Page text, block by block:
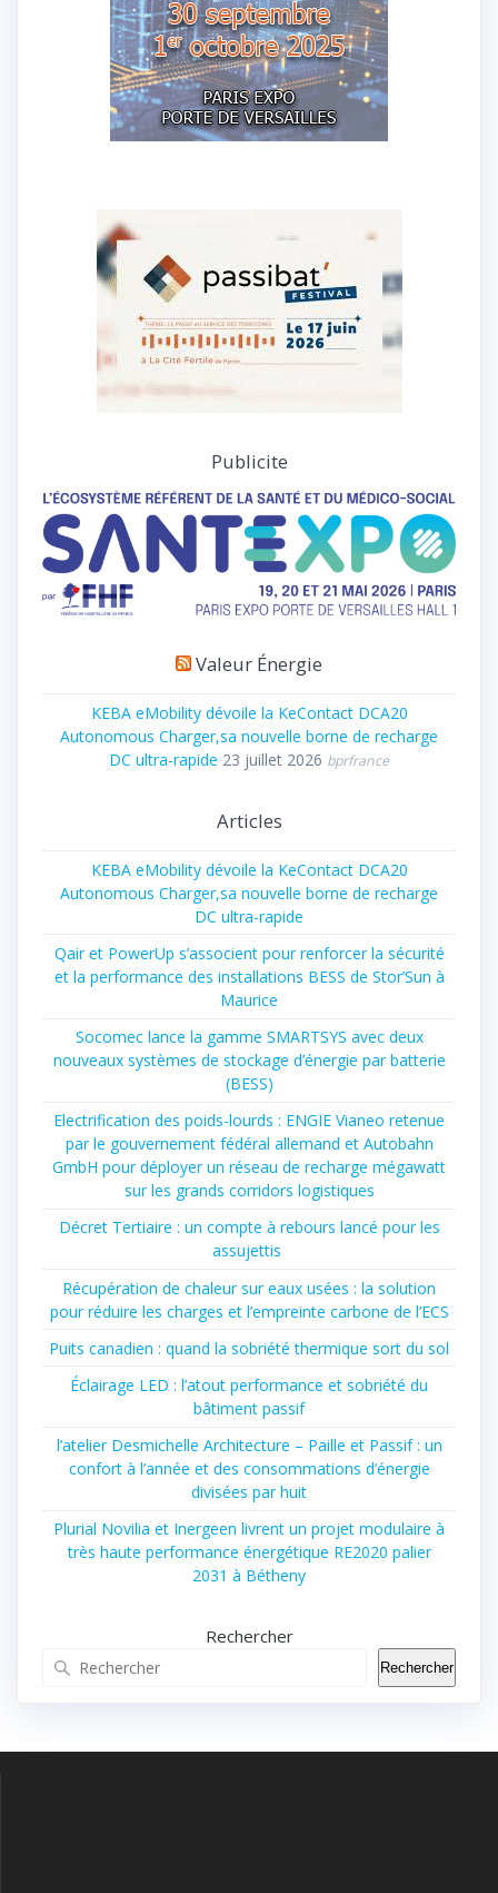
Publicite
Valeur Énergie
KEBA eMobility dévoile la KeContact DCA20
Autonomous Charger,sa nouvelle borne de recharge
DC ultra-rapide 23 juillet 2026 bprfrance
Articles
KEBA eMobility dévoile la KeContact DCA20
Autonomous Charger,sa nouvelle borne de recharge
DC ultra-rapide
Qair et PowerUp s’associent pour renforcer la sécurité
et la performance des installations BESS de Stor’Sun à
Maurice
Socomec lance la gamme SMARTSYS avec deux
nouveaux systèmes de stockage d’énergie par batterie
(BESS)
Electrification des poids-lourds : ENGIE Vianeo retenue
par le gouvernement fédéral allemand et Autobahn
GmbH pour déployer un réseau de recharge mégawatt
sur les grands corridors logistiques
Décret Tertiaire : un compte à rebours lancé pour les
assujettis
Récupération de chaleur sur eaux usées : la solution
pour réduire les charges et l’empreinte carbone de l’ECS
Puits canadien : quand la sobriété thermique sort du sol
Éclairage LED : l’atout performance et sobriété du
bâtiment passif
l’atelier Desmichelle Architecture – Paille et Passif : un
confort à l’année et des consommations d’énergie
divisées par huit
Plurial Novilia et Inergeen livrent un projet modulaire à
très haute performance énergétique RE2020 palier
2031 à Bétheny
Rechercher
Rechercher